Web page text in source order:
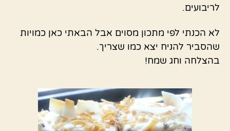
לריבועים.
לא הכנתי לפי מתכון מסוים אבל הבאתי כאן כמויות
שהסביר להניח יצא כמו שצריך.
בהצלחה וחג שמח!